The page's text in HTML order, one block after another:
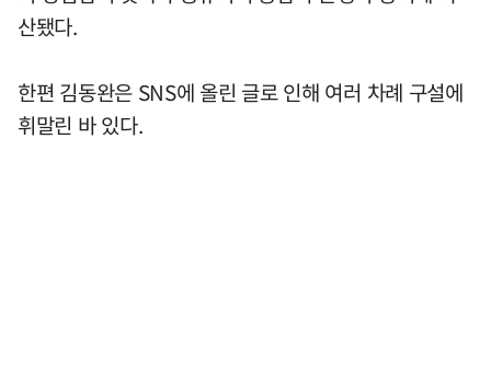
산됐다.
한편 김동완은 SNS에 올린 글로 인해 여러 차례 구설에
휘말린 바 있다.